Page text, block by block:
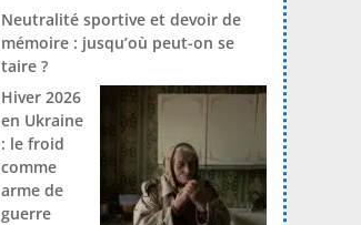
Neutralité sportive et devoir de
mémoire : jusqu’où peut-on se
taire ?
Hiver 2026
en Ukraine
: le froid
comme
arme de
guerre